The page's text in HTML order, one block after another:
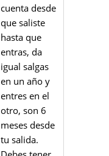
cuenta desde
que saliste
hasta que
entras, da
igual salgas
en un año y
entres en el
otro, son 6
meses desde
tu salida.